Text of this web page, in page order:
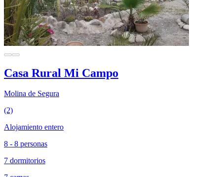
Casa Rural Mi Campo
Molina de Segura
(2)
Alojamiento entero
8 - 8 personas
7 dormitorios